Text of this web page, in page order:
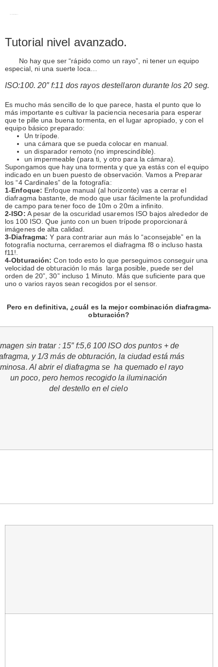
Tutorial nivel avanzado.
No hay que ser “rápido como un rayo”, ni tener un equipo
especial, ni una suerte loca…
ISO:100. 20″ f:11 dos rayos destellaron durante los 20 seg.
Es mucho más sencillo de lo que parece, hasta el punto que lo
más importante es cultivar la paciencia necesaria para esperar
que te pille una buena tormenta, en el lugar apropiado, y con el
equipo básico preparado:
Un trípode.
una cámara que se pueda colocar en manual.
un disparador remoto (no imprescindible).
un impermeable (para ti, y otro para la cámara).
Supongamos que hay una tormenta y que ya estás con el equipo
indicado en un buen puesto de observación. Vamos a Preparar
los “4 Cardinales” de la fotografía:
1-Enfoque: Enfoque manual (al horizonte) vas a cerrar el
diafragma bastante, de modo que usar fácilmente la profundidad
de campo para tener foco de 10m o 20m a infinito.
2-ISO: A pesar de la oscuridad usaremos ISO bajos alrededor de
los 100 ISO. Que junto con un buen trípode proporcionará
imágenes de alta calidad.
3-Diafragma:Y para contrariar aun más lo “aconsejable” en la
fotografía nocturna, cerraremos el diafragma f8 o incluso hasta
f11!.
4-Obturación:Con todo esto lo que perseguimos conseguir una
velocidad de obturación lo más larga posible, puede ser del
orden de 20”, 30” incluso 1 Minuto. Más que suficiente para que
uno o varios rayos sean recogidos por el sensor.
Pero en definitiva, ¿cuál es la mejor combinación diafragma-
obturación?
sin tratar : 15″ f:5,6 100 ISO dos puntos + de
y 1/3 más de obturación, la ciudad está más
Al abrir el diafragma se ha quemado el rayo
un poco, pero hemos recogido la iluminación
del destello en el cielo